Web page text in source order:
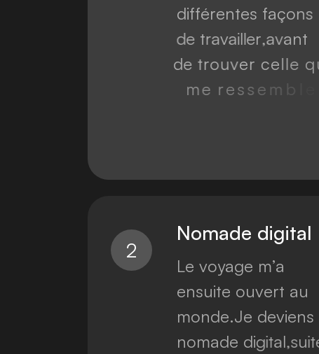
différentes façons
de travailler,avant
de trouver celle qu
me r essemb le
2
Nomade digital
Le voyage m’a
ensuite ouvert au
monde.Je deviens
nomade digital,suit